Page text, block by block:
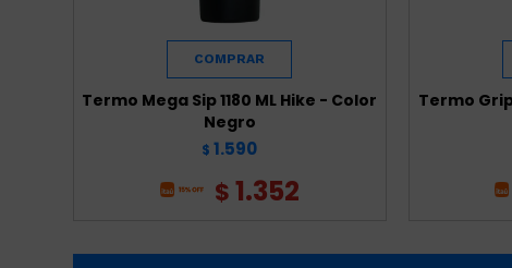
Termo Mega Sip 1180 ML Hike - Color
Negro
$ 1.590
$1.352
Termo